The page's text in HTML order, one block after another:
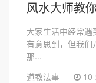
风水大师教
大家生活中经常
有意思到，但我们
那...
道教法事